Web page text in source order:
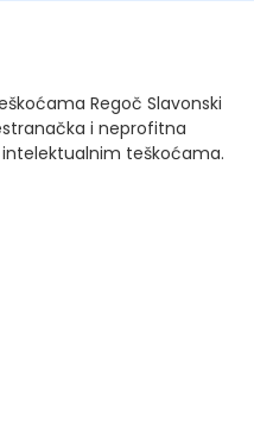
Regoč Slavonski
i neprofitna
teškoćama.